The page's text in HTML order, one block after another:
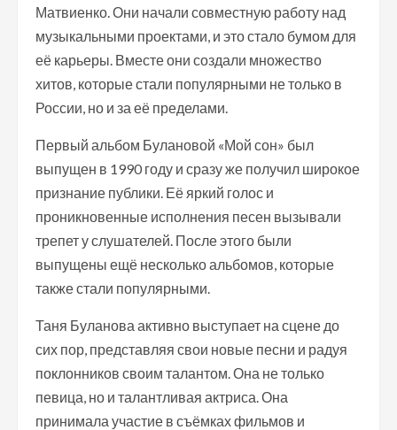
Матвиенко. Они начали совместную работу над
музыкальными проектами, и это стало бумом для
её карьеры. Вместе они создали множество
хитов, которые стали популярными не только в
России, но и за её пределами.
Первый альбом Булановой «Мой сон» был
выпущен в 1990 году и сразу же получил широкое
признание публики. Её яркий голос и
проникновенные исполнения песен вызывали
трепет у слушателей. После этого были
выпущены ещё несколько альбомов, которые
также стали популярными.
Таня Буланова активно выступает на сцене до
сих пор, представляя свои новые песни и радуя
поклонников своим талантом. Она не только
певица, но и талантливая актриса. Она
принимала участие в съёмках фильмов и